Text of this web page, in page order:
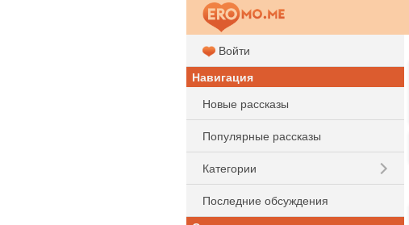
Войти
Навигация
Новые рассказы
Популярные рассказы
Категории
Последние обсуждения